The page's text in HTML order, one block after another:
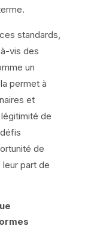
standards,
vis des
un
permet à
et
de
de
part de